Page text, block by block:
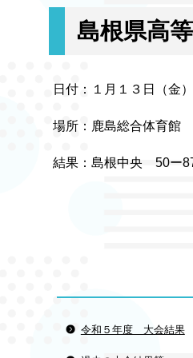
島根県高
日付：１月１３日（金
場所：鹿島総合体育館
結果：島根中央 50ー
令和５年度 大会結果